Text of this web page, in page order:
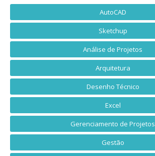
AutoCAD
Sketchup
Análise de Projetos
Arquitetura
Desenho Técnico
Excel
Gerenciamento de Projetos
Gestão